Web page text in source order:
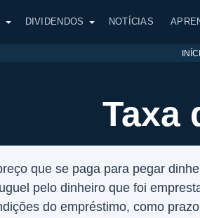
DIVIDENDOS NOTÍCIAS
Taxa
que se paga para pegar
pelo dinheiro que foi
do empréstimo, como